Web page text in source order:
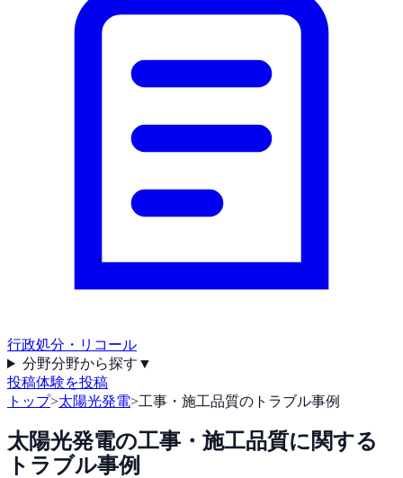
行政処分・リコール
分野分野から探す ▼
投稿体験を投稿
トップ>太陽光発電>工事・施工品質のトラブル事例
太陽光発電の工事・施工品質に関する
トラブル事例